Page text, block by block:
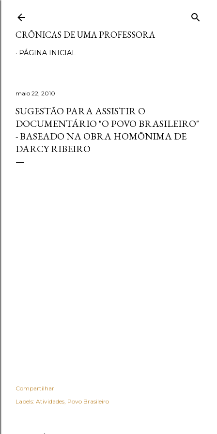
CRÔNICAS DE UMA PROFESSORA
PÁGINA INICIAL
maio 22, 2010
SUGESTÃO PARA ASSISTIR O
DOCUMENTÁRIO "O POVO BRASILEIRO"
- BASEADO NA OBRA HOMÔNIMA DE
DARCY RIBEIRO
Compartilhar
Labels: Atividades Povo Brasileiro